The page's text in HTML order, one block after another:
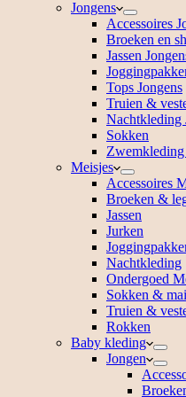
Jongens
Accessoires
Broeken en
Jassen
Tops Jongens
Truien &
Nachtkleding
Sokken
Zwemkleding
Meisjes
Accessoires
Broeken &
Jassen
Jurken
Nachtkleding
Ondergoed
Sokken &
Truien &
Rokken
Baby kleding
Jongen